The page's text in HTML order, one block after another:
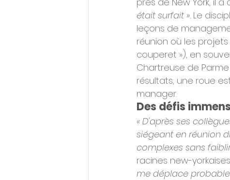
était surfait ». Le
leçons de
réunion où les
couperet »), en
Chartreuse de
résultats, une roue
manager.
Des défis
« D'après ses
siégeant en réunion
complexes sans faiblir
racines new-
me déplace